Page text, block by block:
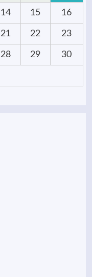
14 15 16
21 22 23
28 29 30